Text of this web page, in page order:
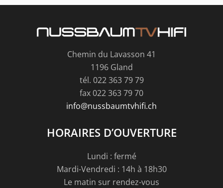
Chemin du Lavasson 41
1196 Gland
tél. 022 363 79 79
fax 022 363 79 70
info@nussbaumtvhifi.ch
HORAIRES D’OUVERTURE
Lundi : fermé
Mardi-Vendredi : 14h à 18h30
Le matin sur rendez-vous